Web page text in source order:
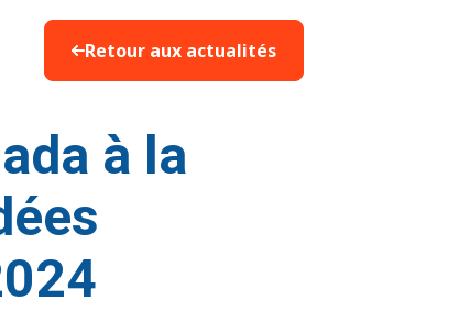
Retour aux actualités
à la